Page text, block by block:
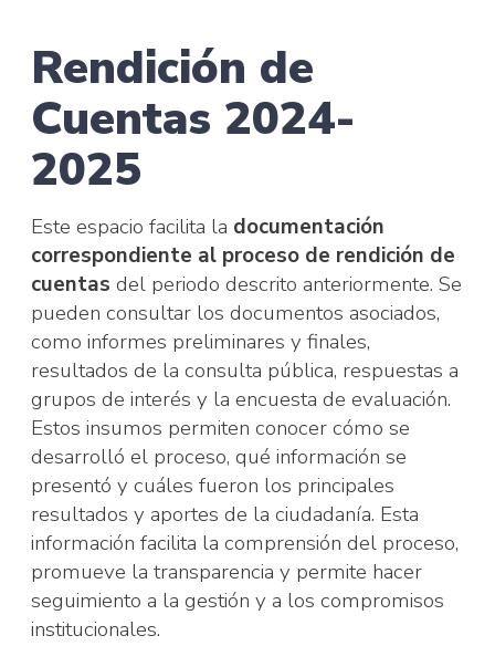
Rendición de
Cuentas 2024-
2025
Este espacio facilita la documentación
correspondiente al proceso de rendición de
cuentas del periodo descrito anteriormente. Se
pueden consultar los documentos asociados,
como informes preliminares y finales,
resultados de la consulta pública, respuestas a
grupos de interés y la encuesta de evaluación.
Estos insumos permiten conocer cómo se
desarrolló el proceso, qué información se
presentó y cuáles fueron los principales
resultados y aportes de la ciudadanía. Esta
información facilita la comprensión del proceso,
promueve la transparencia y permite hacer
seguimiento a la gestión y a los compromisos
institucionales.